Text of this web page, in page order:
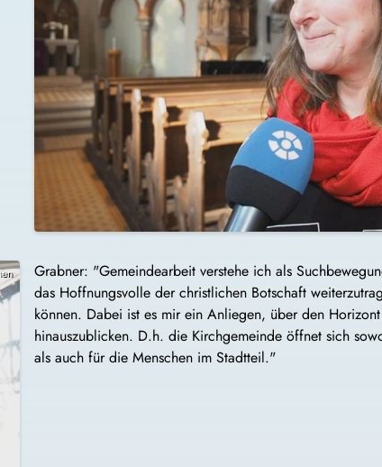
Grabner: "Gemeindearbeit verstehe ich als
das Hoffnungsvolle der christlichen Botschaft
können. Dabei ist es mir ein Anliegen, über den
hinauszublicken. D.h. die Kirchgemeinde öffnet sich
als auch für die Menschen im Stadtteil."